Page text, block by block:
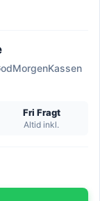
Fri Fragt
Altid inkl.